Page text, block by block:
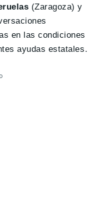
(Zaragoza) y
en las condiciones
ayudas estatales.